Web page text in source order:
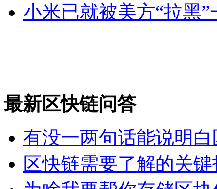
小米已就被美方“拉黑
最新区快链问答
有没一两句话能说明
区快链需要了解的关